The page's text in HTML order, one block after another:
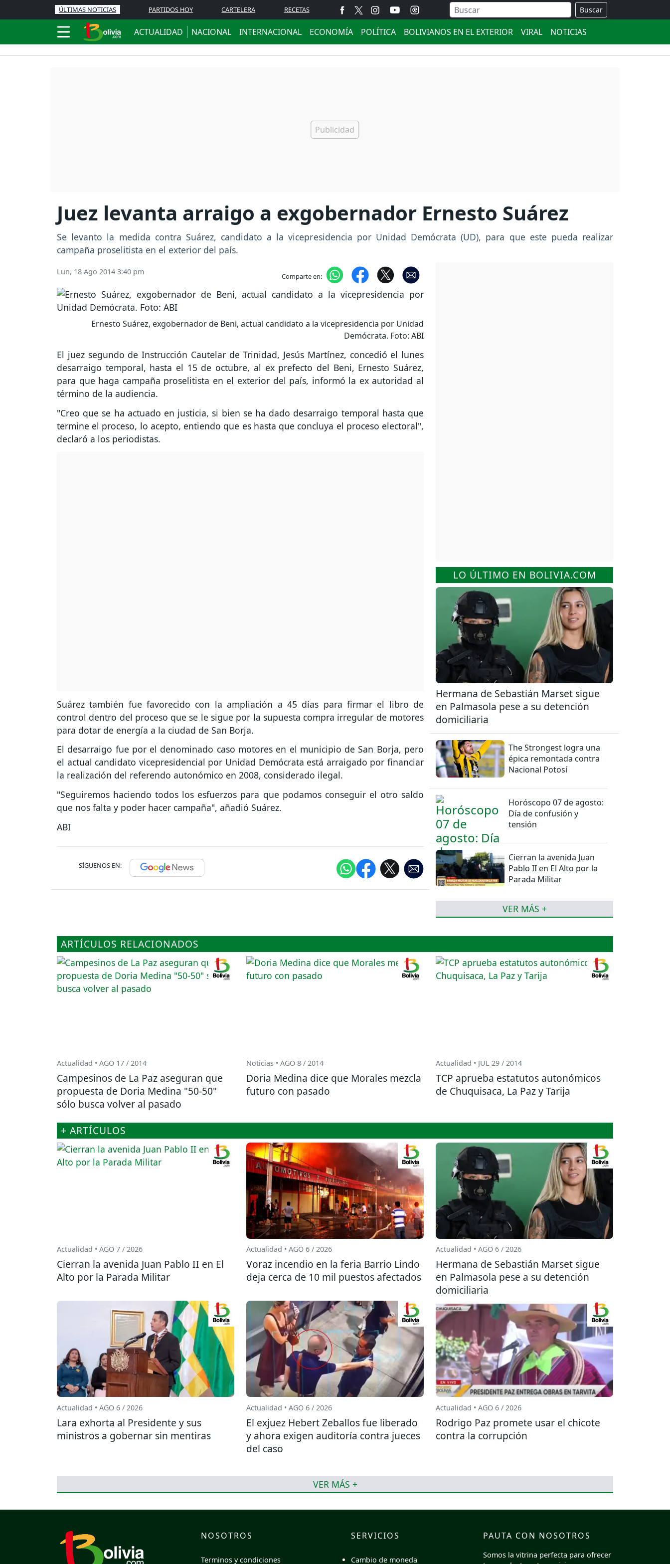
ÚLTIMAS NOTICIAS PARTIDOS HOY CARTELERA RECETAS Buscar
ACTUALIDAD NACIONAL INTERNACIONAL ECONOMÍA POLÍTICA BOLIVIANOS EN EL EXTERIOR VIRAL NOTICIAS
Juez levanta arraigo a exgobernador Ernesto Suárez
Se levanto la medida contra Suárez, candidato a la vicepresidencia por Unidad Demócrata (UD), para que este pueda realizar
campaña proselitista en el exterior del país.
Lun, 18 Ago 2014 3:40 pm Comparte en:
Ernesto Suárez, exgobernador de Beni, actual candidato a la vicepresidencia por Unidad
Demócrata. Foto: ABI
El juez segundo de Instrucción Cautelar de Trinidad, Jesús Martínez, concedió el lunes
desarraigo temporal, hasta el 15 de octubre, al ex prefecto del Beni, Ernesto Suárez,
para que haga campaña proselitista en el exterior del país, informó la ex autoridad al
término de la audiencia.
"Creo que se ha actuado en justicia, si bien se ha dado desarraigo temporal hasta que
termine el proceso, lo acepto, entiendo que es hasta que concluya el proceso electoral",
declaró a los periodistas.
Suárez también fue favorecido con la ampliación a 45 días para firmar el libro de
control dentro del proceso que se le sigue por la supuesta compra irregular de motores
para dotar de energía a la ciudad de San Borja.
El desarraigo fue por el denominado caso motores en el municipio de San Borja, pero
el actual candidato vicepresidencial por Unidad Demócrata está arraigado por financiar
la realización del referendo autonómico en 2008, considerado ilegal.
"Seguiremos haciendo todos los esfuerzos para que podamos conseguir el otro saldo
que nos falta y poder hacer campaña", añadió Suárez.
ABI
SÍGUENOS EN:
LO ÚLTIMO EN BOLIVIA.COM
Hermana de Sebastián Marset sigue
en Palmasola pese a su detención
domiciliaria
The Strongest logra una
épica remontada contra
Nacional Potosí
Horóscopo 07 de agosto:
Día de confusión y
tensión
Cierran la avenida Juan
Pablo II en El Alto por la
Parada Militar
VER MÁS +
ARTÍCULOS RELACIONADOS
Actualidad • AGO 17 / 2014
Campesinos de La Paz aseguran que
propuesta de Doria Medina "50-50"
sólo busca volver al pasado
Noticias • AGO 8 / 2014
Doria Medina dice que Morales mezcla
futuro con pasado
Actualidad • JUL 29 / 2014
TCP aprueba estatutos autonómicos
de Chuquisaca, La Paz y Tarija
+ ARTÍCULOS
Actualidad • AGO 7 / 2026
Cierran la avenida Juan Pablo II en El
Alto por la Parada Militar
Actualidad • AGO 6 / 2026
Voraz incendio en la feria Barrio Lindo
deja cerca de 10 mil puestos afectados
Actualidad • AGO 6 / 2026
Hermana de Sebastián Marset sigue
en Palmasola pese a su detención
domiciliaria
Actualidad • AGO 6 / 2026
Lara exhorta al Presidente y sus
ministros a gobernar sin mentiras
Actualidad • AGO 6 / 2026
El exjuez Hebert Zeballos fue liberado
y ahora exigen auditoría contra jueces
del caso
Actualidad • AGO 6 / 2026
Rodrigo Paz promete usar el chicote
contra la corrupción
VER MÁS +
NOSOTROS
Terminos y condiciones
SERVICIOS
Cambio de moneda
PAUTA CON NOSOTROS
Somos la vitrina perfecta para ofrecer